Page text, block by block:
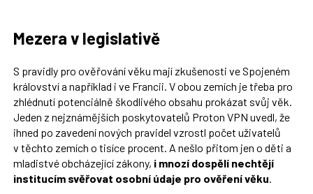
Mezera v legislativě
S pravidly pro ověřování věku mají zkušenosti ve Spojeném
království a například i ve Francii. V obou zemích je třeba pro
zhlédnutí potenciálně škodlivého obsahu prokázat svůj věk.
Jeden z nejznámějších poskytovatelů Proton VPN uvedl, že
ihned po zavedení nových pravidel vzrostl počet uživatelů
v těchto zemích o tisíce procent. A nešlo přitom jen o děti a
mladistvé obcházející zákony, i mnozí dospělí nechtějí
institucím svěřovat osobní údaje pro ověření věku.